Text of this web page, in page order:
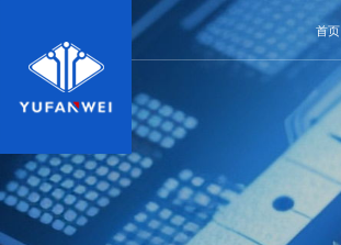
首页